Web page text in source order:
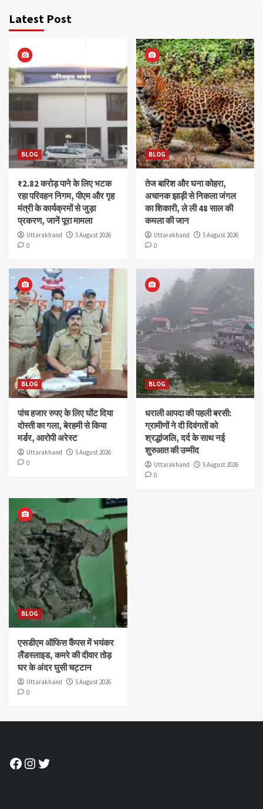
Latest Post
BLOG
₹2.82 करोड़ पाने के लिए भटक
रहा परिवहन निगम, पीएम और गृह
मंत्री के कार्यक्रमों से जुड़ा
प्रकरण, जानें पूरा मामला
Uttarakhand
5 August 2026
0
BLOG
तेज बारिश और घना कोहरा,
अचानक झाड़ी से निकला जंगल
का शिकारी, ले ली 48 साल की
कमला की जान
Uttarakhand
5 August 2026
0
BLOG
पांच हजार रुपए के लिए घोंट दिया
दोस्ती का गला, बेरहमी से किया
मर्डर, आरोपी अरेस्ट
Uttarakhand
5 August 2026
0
BLOG
धराली आपदा की पहली बरसी:
ग्रामीणों ने दी दिवंगतों को
श्रद्धांजलि, दर्द के साथ नई
शुरुआत की उम्मीद
Uttarakhand
5 August 2026
0
BLOG
एसडीएम ऑफिस कैंपस में भयंकर
लैंडस्लाइड, कमरे की दीवार तोड़
घर के अंदर घुसी चट्टान
Uttarakhand
5 August 2026
0
Facebook
Instagram
Twitter